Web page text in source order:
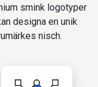
smink logotyper
designa en unik
nisch.